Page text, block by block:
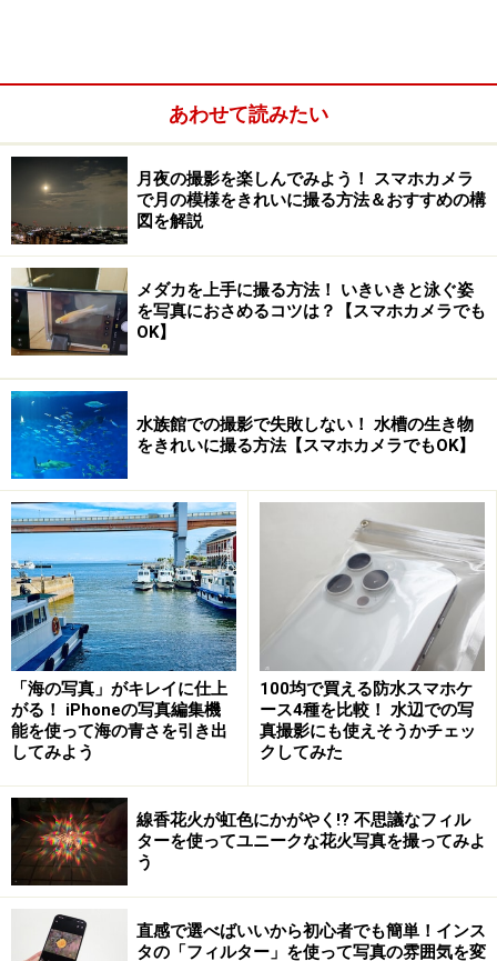
結婚式の撮影コツ2：撮影位置を確認する
結婚式の撮影コツ3：マナーや禁止事項を把握
結婚式の撮影コツ4：新郎新婦をどんなイメージで
撮ってもらいたいのか
結婚式の撮影コツ5：司会者や会場責任者と打ち合
わせを
結婚式の写真をプロ並みに撮ってもらうに
は
結婚式の撮影には、事前の準備や打ち合わせが写真の出来を
大きく左右します。余裕をもって準備をしたいものです。
これまで結婚式の写真を撮ったことがない方や写真撮影
のビギナーの方がいきなり撮影してもなかなか上手には
撮れないことは、想像に難くないでしょう。しかし、ど
うしても写真撮影は、知り合いにお願いする場合があり
ます。それでもせっかくの晴れ舞台、できるだけきれい
あわせて読みたい
月夜の撮影を楽しんでみよう！ スマホカメラ
で月の模様をきれいに撮る方法＆おすすめの構
図を解説
メダカを上手に撮る方法！ いきいきと泳ぐ姿
を写真におさめるコツは？【スマホカメラでも
OK】
水族館での撮影で失敗しない！ 水槽の生き物
をきれいに撮る方法【スマホカメラでもOK】
「海の写真」がキレイに仕上
がる！ iPhoneの写真編集機
能を使って海の青さを引き出
してみよう
100均で買える防水スマホケ
ース4種を比較！ 水辺での写
真撮影にも使えそうかチェッ
クしてみた
線香花火が虹色にかがやく!? 不思議なフィル
ターを使ってユニークな花火写真を撮ってみよ
う
直感で選べばいいから初心者でも簡単！インス
タの「フィルター」を使って写真の雰囲気を変